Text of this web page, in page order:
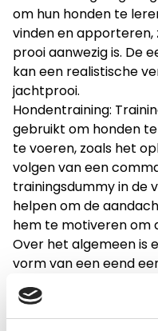
om hun honden te
vinden en
prooi aanwezig is. De
kan een realistische
jachtprooi.
Hondentraining:
gebruikt om honden
te voeren, zoals het
volgen van een
trainingsdummy in de
helpen om de
hem te motiveren om
Over het algemeen is
vorm van een eend
trainen van honden.
scenario's na te
te maken.